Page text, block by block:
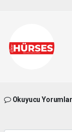
Okuyucu